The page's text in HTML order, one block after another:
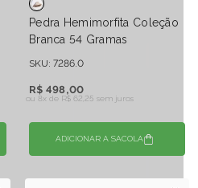
Pedra Hemimorfita Coleção
Branca 54 Gramas
SKU: 7286.0
R$ 498,00
ou 8x de R$ 62,25 sem juros
ADICIONAR A SACOLA